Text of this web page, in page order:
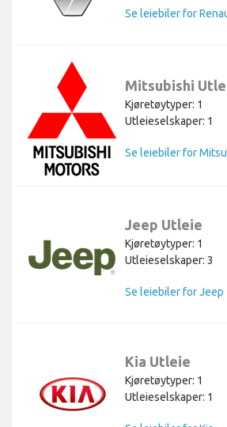
Se leiebiler for
Mitsubishi
Kjøretøytyper: 1
Utleieselskaper: 1
Se leiebiler for
Jeep Utleie
Kjøretøytyper: 1
Utleieselskaper: 3
Se leiebiler for Jeep
Kia Utleie
Kjøretøytyper: 1
Utleieselskaper: 1